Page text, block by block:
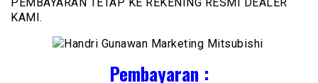
KAMI.
Pembayaran :